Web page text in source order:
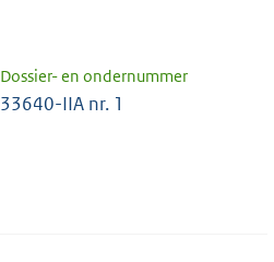
Dossier- en ondernummer
33640-IIA nr. 1